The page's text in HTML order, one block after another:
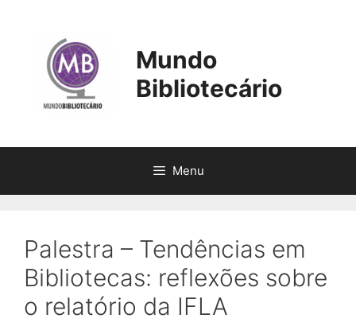
Mundo
Bibliotecário
Menu
Palestra – Tendências em
Bibliotecas: reflexões sobre
o relatório da IFLA